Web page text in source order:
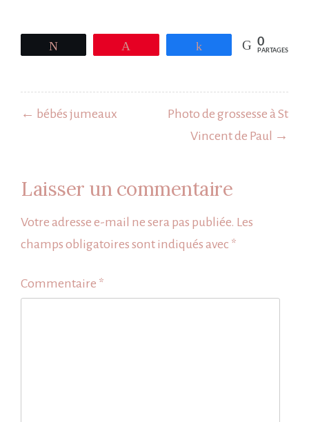
Partagez 0
PARTAGES
de
← bébés jumeaux
Photo de grossesse à St
Vincent de Paul →
Laisser un commentaire
Votre adresse e-mail ne sera pas publiée. Les
champs obligatoires sont indiqués avec *
Commentaire *